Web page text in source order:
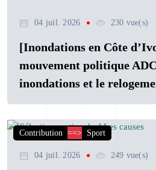
04 juil. 2026 230 vue(s)
[Inondations en Côte
mouvement politique
inondations et le
Contribution ==> Sport
04 juil. 2026 249 vue(s)